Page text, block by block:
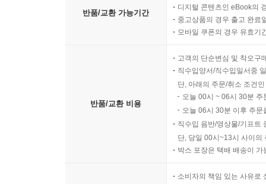
반품/교환 가능기간
디지털 콘텐츠인 eBook의
중고상품의 경우 출고 완료
모바일 쿠폰의 경우 유효기
반품/교환 비용
고객의 단순변심 및 착오구
직수입양서/직수입일서중
단, 아래의 주문/취소 조건
오늘 00시 ~ 06시 30분
오늘 06시 30분 이후 주
직수입 음반/영상물/기프트
단, 당일 00시~13시 사이의
박스 포장은 택배 배송이
소비자의 책임 있는 사유로